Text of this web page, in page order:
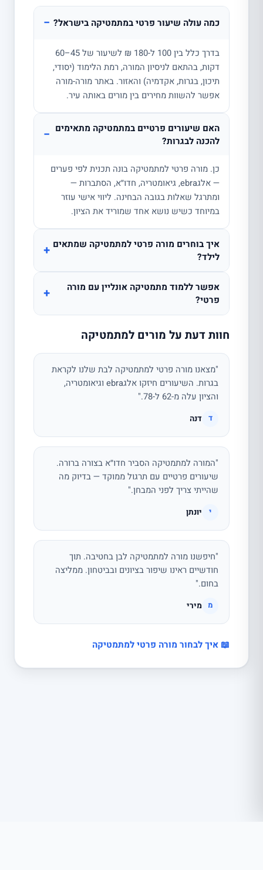
כמה עולה שיעור פרטי במתמטיקה בישראל? −
בדרך כלל בין 100 ל-180 ₪ לשיעור של 45–60
דקות, בהתאם לניסיון המורה, רמת הלימוד (יסודי,
תיכון, בגרות, אקדמיה) והאזור. באתר מורה-מורה
אפשר להשוות מחירים בין מורים באותה עיר.
האם שיעורים פרטיים במתמטיקה מתאימים
להכנה לבגרות?
−
כן. מורה פרטי למתמטיקה בונה תכנית לפי פערים
— אלגebra, גיאומטריה, חדו״א, הסתברות —
ומתרגל שאלות בגובה הבחינה. ליווי אישי עוזר
במיוחד כשיש נושא אחד שמוריד את הציון.
איך בוחרים מורה פרטי למתמטיקה שמתאים
לילד?
+
אפשר ללמוד מתמטיקה אונליין עם מורה
פרטי?
+
חוות דעת על מורים למתמטיקה
"מצאנו מורה פרטי למתמטיקה לבת שלנו לקראת
בגרות. השיעורים חיזקו אלגebra וגיאומטריה,
והציון עלה מ-62 ל-78."
ד דנה
"המורה למתמטיקה הסביר חדו״א בצורה ברורה.
שיעורים פרטיים עם תרגול ממוקד — בדיוק מה
שהייתי צריך לפני המבחן."
י יונתן
"חיפשנו מורה למתמטיקה לבן בחטיבה. תוך
חודשיים ראינו שיפור בציונים ובביטחון. ממליצה
בחום."
מ מירי
📖 איך לבחור מורה פרטי למתמטיקה